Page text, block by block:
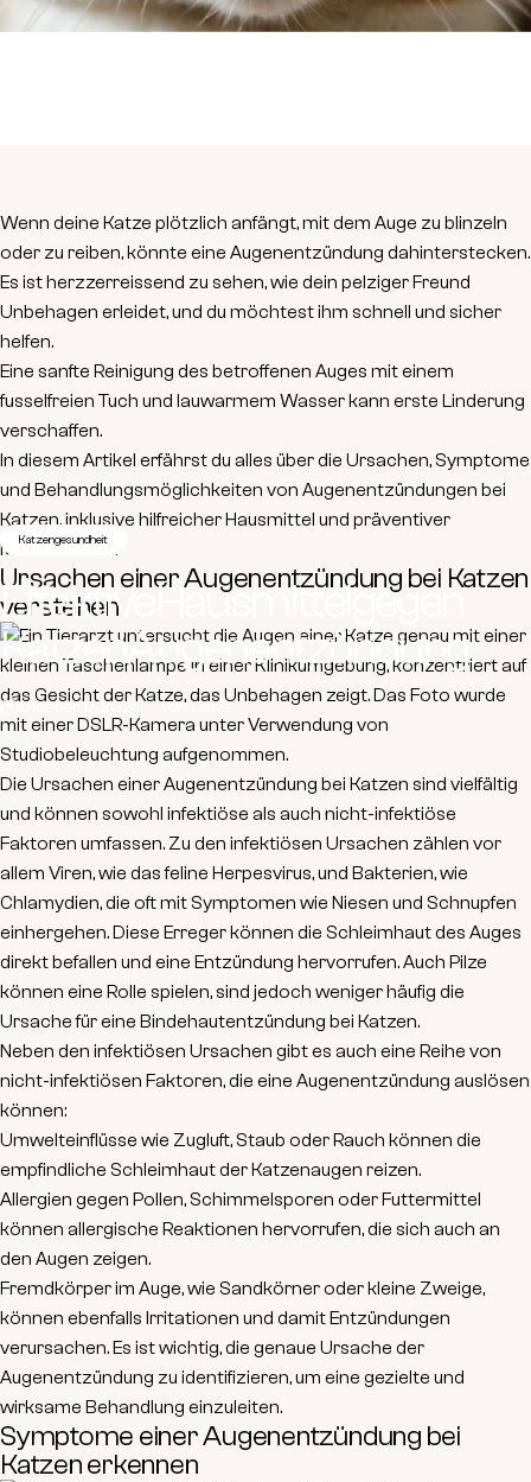
Katzengesundheit
EffektiveHausmittelgegen
KatzenAugenentzündung
Oktober 17, 2024 von Denis
Wenn deine Katze plötzlich anfängt, mit dem Auge zu blinzeln
oder zu reiben, könnte eine Augenentzündung dahinterstecken.
Es ist herzzerreissend zu sehen, wie dein pelziger Freund
Unbehagen erleidet, und du möchtest ihm schnell und sicher
helfen.
Eine sanfte Reinigung des betroffenen Auges mit einem
fusselfreien Tuch und lauwarmem Wasser kann erste Linderung
verschaffen.
In diesem Artikel erfährst du alles über die Ursachen, Symptome
und Behandlungsmöglichkeiten von Augenentzündungen bei
Katzen, inklusive hilfreicher Hausmittel und präventiver
Massnahmen.
Ursachen einer Augenentzündung bei Katzen
verstehen
Die Ursachen einer Augenentzündung bei Katzen sind vielfältig
und können sowohl infektiöse als auch nicht-infektiöse
Faktoren umfassen. Zu den infektiösen Ursachen zählen vor
allem Viren, wie das feline Herpesvirus, und Bakterien, wie
Chlamydien, die oft mit Symptomen wie Niesen und Schnupfen
einhergehen. Diese Erreger können die Schleimhaut des Auges
direkt befallen und eine Entzündung hervorrufen. Auch Pilze
können eine Rolle spielen, sind jedoch weniger häufig die
Ursache für eine Bindehautentzündung bei Katzen.
Neben den infektiösen Ursachen gibt es auch eine Reihe von
nicht-infektiösen Faktoren, die eine Augenentzündung auslösen
können:
Umwelteinflüsse wie Zugluft, Staub oder Rauch können die
empfindliche Schleimhaut der Katzenaugen reizen.
Allergien gegen Pollen, Schimmelsporen oder Futtermittel
können allergische Reaktionen hervorrufen, die sich auch an
den Augen zeigen.
Fremdkörperim Auge, wie Sandkörner oder kleine Zweige,
können ebenfalls Irritationen und damit Entzündungen
verursachen. Es ist wichtig, die genaue Ursache der
Augenentzündung zu identifizieren, um eine gezielte und
wirksame Behandlung einzuleiten.
Symptome einer Augenentzündung bei
Katzen erkennen